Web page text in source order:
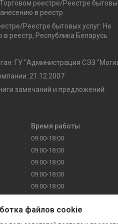
реестре/Реестре
в реестр
Реестре бытовых услуг: Не
реестр, Республика Беларусь
ГУ "Администрация СЭЗ
21.12.2007
замечаний и предложений:
Время работы
09:00-18:00
09:00-18:00
09:00-18:00
09:00-18:00
09:00-18:00
09:00-16:00
файлов cookie